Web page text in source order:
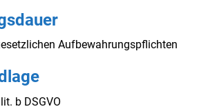
Aufbewahrungspflichten
b DSGVO